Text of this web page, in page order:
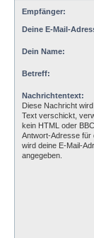
Empfänger:
Deine E-Mail-
Dein Name:
Betreff:
Nachrichtentext:
Diese Nachricht
Text verschickt,
kein HTML oder
Antwort-Adresse für
wird deine E-Mail-
angegeben.